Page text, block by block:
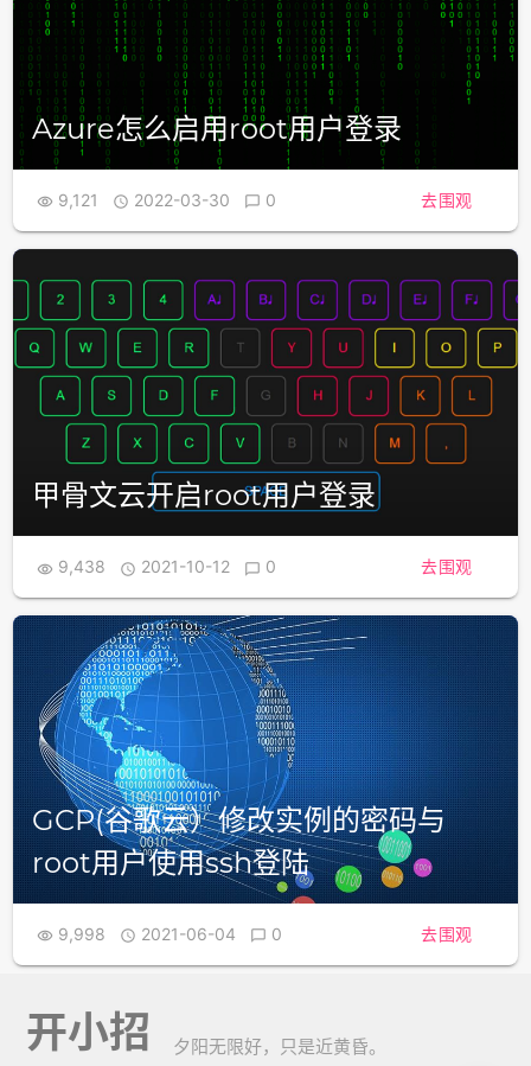
Azure怎么启用root用户登录
 9,121  2022-03-30  0 去围观
甲骨文云开启root用户登录
 9,438  2021-10-12  0 去围观
GCP(谷歌云）修改实例的密码与
root用户使用ssh登陆
 9,998  2021-06-04  0 去围观
开小招 夕阳无限好，只是近黄昏。